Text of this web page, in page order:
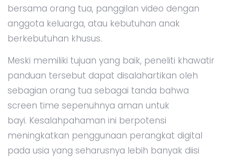
bersama orang tua, panggilan video dengan
anggota keluarga, atau kebutuhan anak
berkebutuhan khusus.
Meski memiliki tujuan yang baik, peneliti khawatir
panduan tersebut dapat disalahartikan oleh
sebagian orang tua sebagai tanda bahwa
screen time sepenuhnya aman untuk
bayi. Kesalahpahaman ini berpotensi
meningkatkan penggunaan perangkat digital
pada usia yang seharusnya lebih banyak diisi